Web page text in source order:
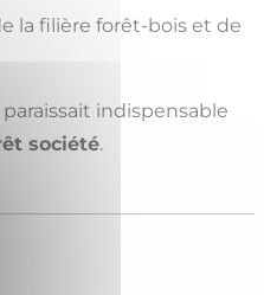
la filière forêt-bois et de
indispensable
société.